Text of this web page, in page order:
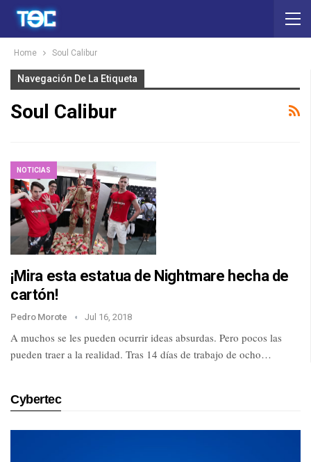
Home Soul Calibur
Navegación De La Etiqueta
Soul Calibur
NOTICIAS
¡Mira esta estatua de Nightmare hecha de
cartón!
Pedro Morote Jul 16, 2018
A muchos se les pueden ocurrir ideas absurdas. Pero pocos las
pueden traer a la realidad. Tras 14 días de trabajo de ocho…
Cybertec